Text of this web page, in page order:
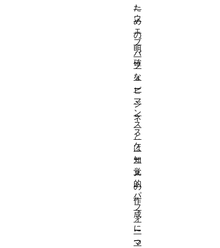
た
め
の
明
確
な
ビ
ジ
ネ
ス
ケ
ー
ス
の
作
成
に
つ
」
ウ
ェ
ブ
パ
フ
ォ
ー
マ
ン
ス
と
は
知
覚
的
パ
フ
ォ
ー
マ